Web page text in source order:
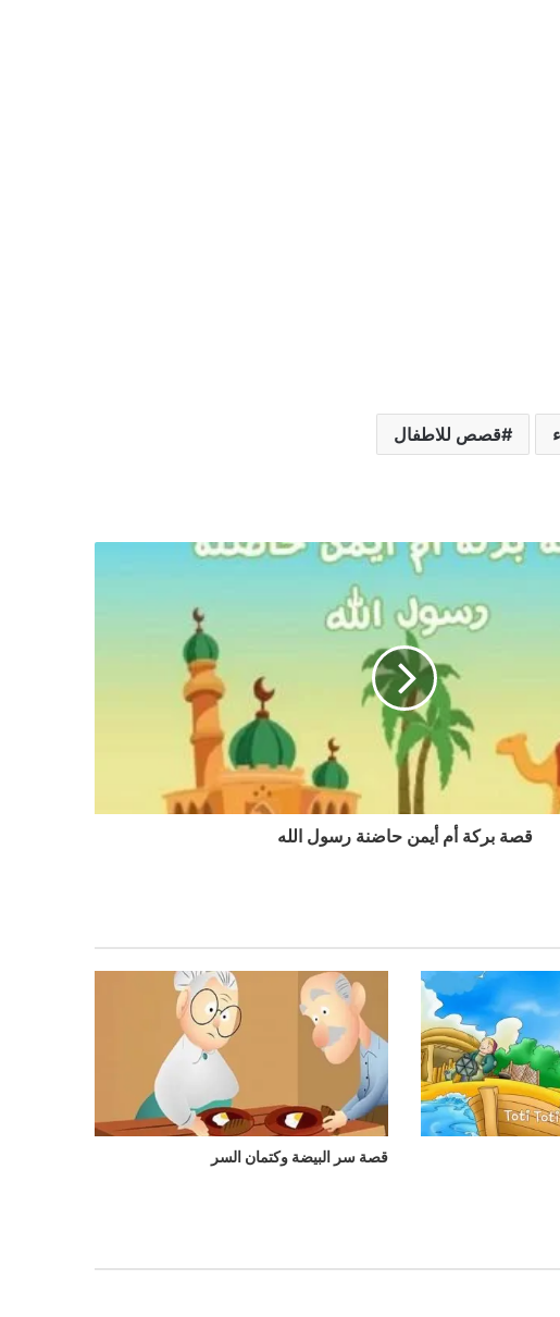
قصص للاطفال
قصة بركة أم أيمن حاضنة رسول الله
قصة سر البيضة وكتمان السر